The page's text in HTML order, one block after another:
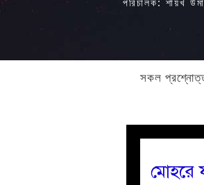
পরিচালক: শায়খ
সকল
মোহরে